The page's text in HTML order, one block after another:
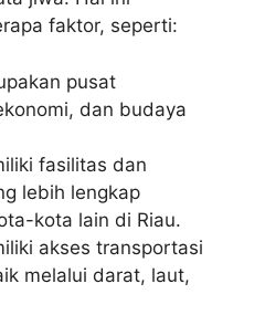
faktor, seperti:
pusat
dan budaya
fasilitas dan
lebih lengkap
kota lain di Riau.
akses transportasi
melalui darat, laut,